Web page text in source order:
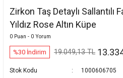
Zirkon Taş Detaylı Sallantılı
Yıldız Rose Altın Küpe
0 Puan - 0 Yorum
%30 İndirim 19.049,13 TL
Stok Kodu
1000606705